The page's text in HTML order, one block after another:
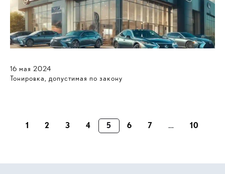
16 мая 2024
Тонировка, допустимая по закону
1 2 3 4 5 6 7 … 10